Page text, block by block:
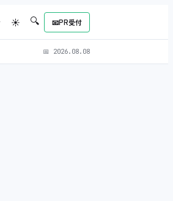
☀ 🔍 📧PR受付
📅 2026.08.08